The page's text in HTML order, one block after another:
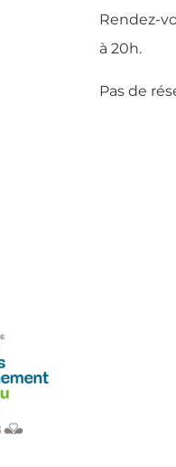
Rendez-
à 20h.
Pas de